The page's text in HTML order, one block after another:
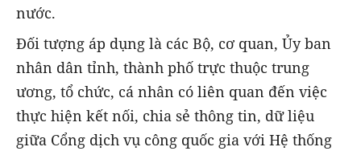
nước.
Đối tượng áp dụng là các Bộ, cơ quan, Ủy ban
nhân dân tỉnh, thành phố trực thuộc trung
ương, tổ chức, cá nhân có liên quan đến việc
thực hiện kết nối, chia sẻ thông tin, dữ liệu
giữa Cổng dịch vụ công quốc gia với Hệ thống